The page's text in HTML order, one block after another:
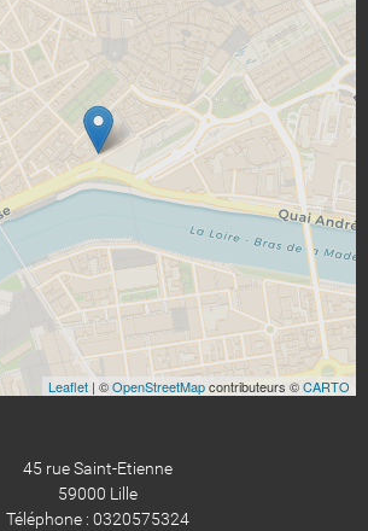
Leaflet | ©OpenStreetMapcontributeurs ©CARTO
45 rue Saint-Etienne
59000 Lille
Téléphone : 0320575324